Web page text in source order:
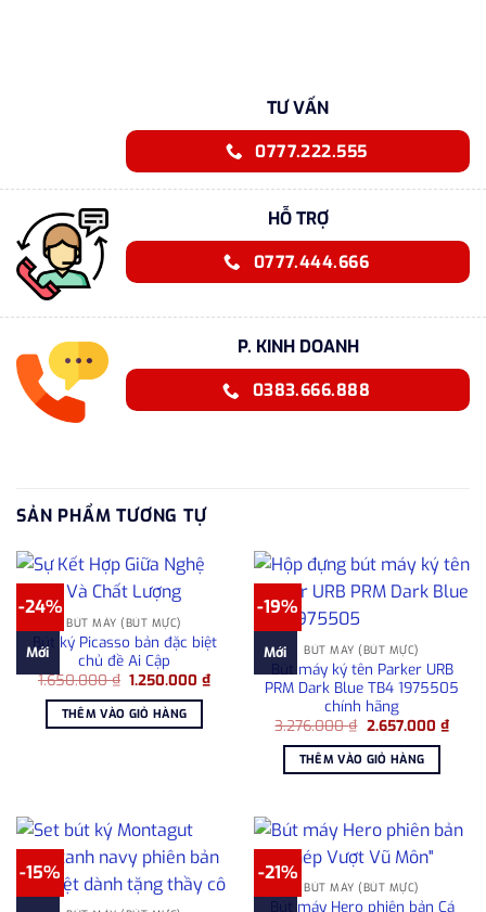
TƯ VẤN
0777.222.555
HỖ TRỢ
0777.444.666
P. KINH DOANH
0383.666.888
SẢN PHẨM TƯƠNG TỰ
-24%
Mới
BÚT MÁY (BÚT MỰC)
Bút ký Picasso bản đặc biệt
chủ đề Ai Cập
1.650.000₫ Giá
là:
1.650.000 ₫.
1.250.000₫Giá
hiện
1.250.000 ₫.
THÊM VÀO GIỎ HÀNG
-19%
Mới BÚT MÁY (BÚT MỰC)
Bút máy ký tên Parker URB
PRM Dark Blue TB4 1975505
chính hãng
3.276.000₫ Giá
là:
3.276.000 ₫.
2.657.000 ₫Giá
hiện
THÊM VÀO GIỎ HÀNG
-15% -21%
BÚT MÁY (BÚT MỰC)
Bút máy Hero phiên bản Cá